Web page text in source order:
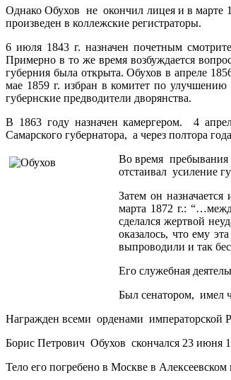
Однако Обухов не окончил лицея и в марте
произведен в коллежские регистраторы.
6 июля 1843 г. назначен почетным
Примерно в то же время возбуждается
губерния была открыта. Обухов в апреле
мае 1859 г. избран в комитет по
губернские предводители дворянства.
В 1863 году назначен камергером. 4
Самарского губернатора, а через полтора
Во время пребывания
отстаивал усиление
Затем он
марта 1872 г.:
сделался жертвой
оказалось, что ему
выпроводили и так
Его служебная
Был сенатором, имел
Награжден всеми орденами императорской
Борис Петрович Обухов скончался 23 июня
Тело его погребено в Москве в Алексеевском